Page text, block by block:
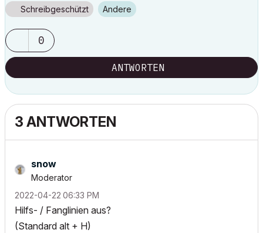
Schreibgeschützt Andere
0
ANTWORTEN
3 ANTWORTEN
snow
Moderator
‎2022-04-22 06:33 PM
Hilfs- / Fanglinien aus?
(Standard alt + H)